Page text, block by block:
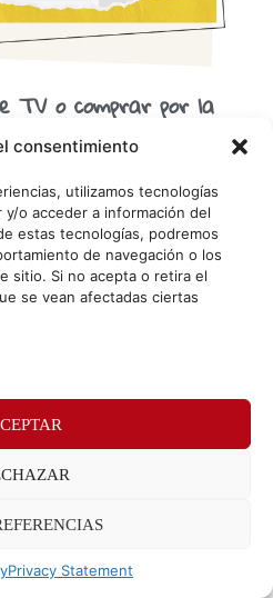
consentimiento
utilizamos tecnologías
y/o acceder a información del
estas tecnologías, podremos
de navegación o los
sitio. Si no acepta o retira el
se vean afectadas ciertas
Privacy Statement
TV o comprar por la
son cosa del pasado.
2026